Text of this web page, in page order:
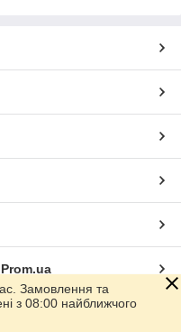
Prom.ua
Замовлення та
з 08:00 найближчого